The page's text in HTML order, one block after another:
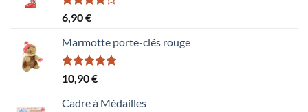
Note
4.00
5
6,90€
Marmotte porte-clés rouge
Note5.00
sur 5
10,90€
Cadre à Médailles